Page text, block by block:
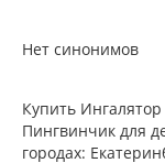
Нет синонимов
Купить
Пингвинчик для
городах: